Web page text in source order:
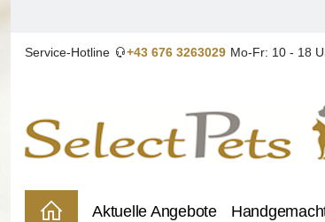
Service-Hotline +43 676 3263029 Mo-Fr: 10 - 18
Aktuelle Angebote